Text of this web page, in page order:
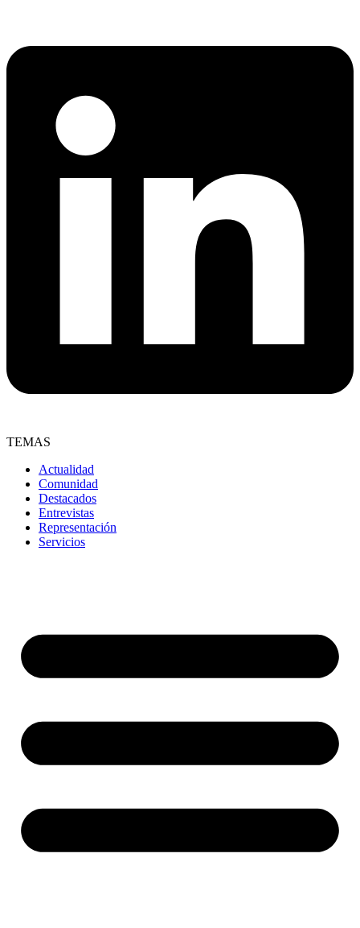
TEMAS
Actualidad
Comunidad
Destacados
Entrevistas
Representación
Servicios